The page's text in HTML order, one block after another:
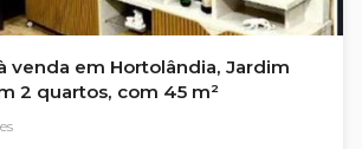
venda em Hortolândia, Jardim
2 quartos, com 45 m²